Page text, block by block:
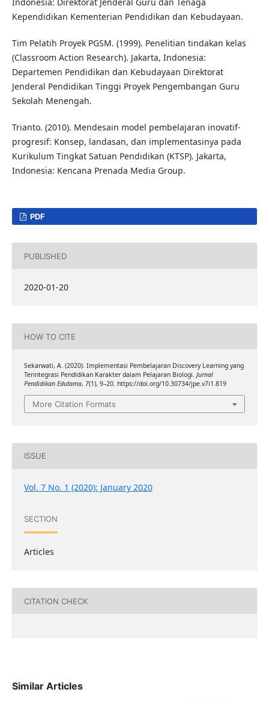
Indonesia: Direktorat Jenderal Guru dan Tenaga
Kependidikan Kementerian Pendidikan dan Kebudayaan.
Tim Pelatih Proyek PGSM. (1999). Penelitian tindakan kelas
(Classroom Action Research). Jakarta, Indonesia:
Departemen Pendidikan dan Kebudayaan Direktorat
Jenderal Pendidikan Tinggi Proyek Pengembangan Guru
Sekolah Menengah.
Trianto. (2010). Mendesain model pembelajaran inovatif-
progresif: Konsep, landasan, dan implementasinya pada
Kurikulum Tingkat Satuan Pendidikan (KTSP). Jakarta,
Indonesia: Kencana Prenada Media Group.
PDF
PUBLISHED
2020-01-20
HOW TO CITE
Sekarwati, A. (2020). Implementasi Pembelajaran Discovery Learning yang
Terintegrasi Pendidikan Karakter dalam Pelajaran Biologi. Jurnal
Pendidikan Edutama, 7(1), 9–20. https://doi.org/10.30734/jpe.v7i1.819
More Citation Formats
ISSUE
Vol. 7 No. 1 (2020): January 2020
SECTION
Articles
CITATION CHECK
Similar Articles